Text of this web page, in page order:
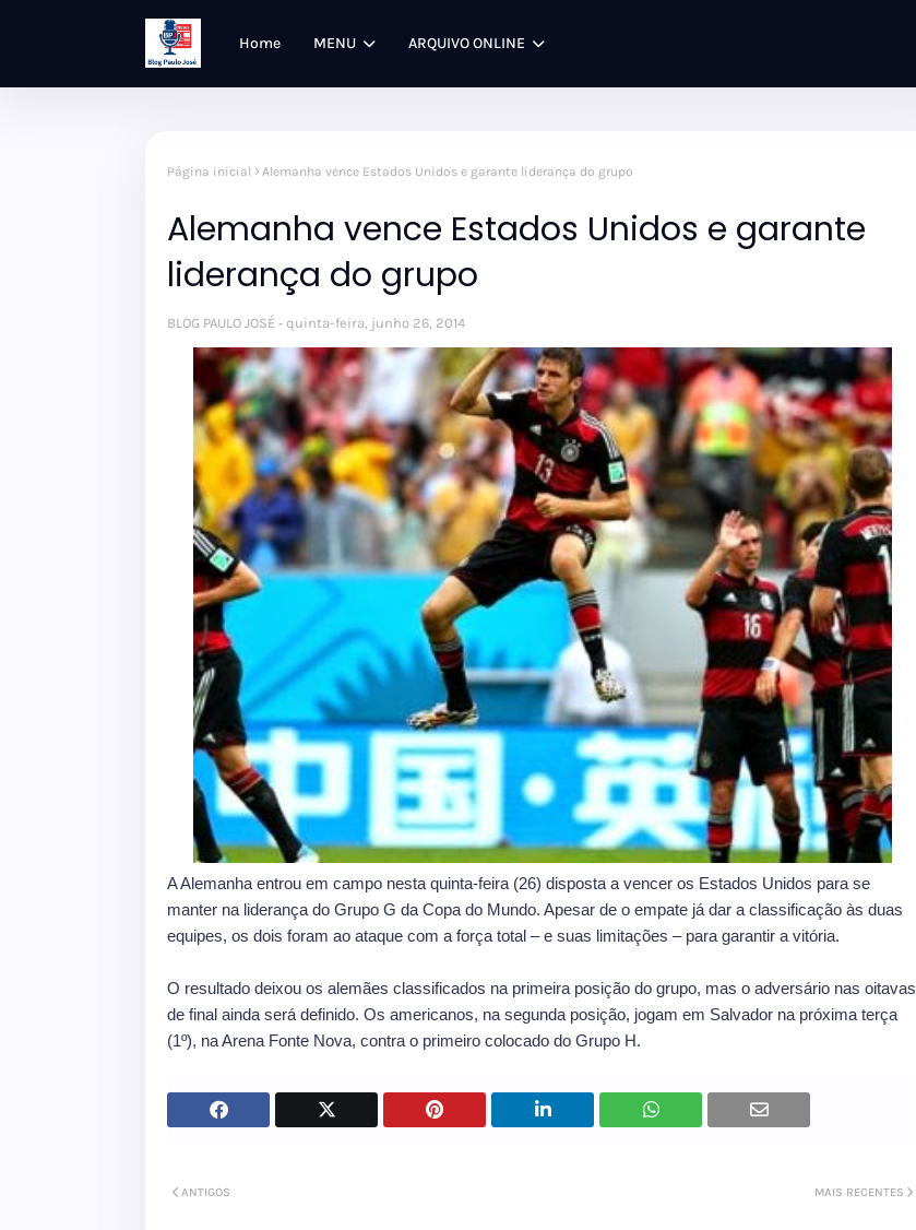
Home MENU ARQUIVO ONLINE
Página inicial Alemanha vence Estados Unidos e garante liderança do grupo
Alemanha vence Estados Unidos e garante
liderança do grupo
BLOG PAULO JOSÉ quinta-feira, junho 26, 2014
A Alemanha entrou em campo nesta quinta-feira (26) disposta a vencer os Estados Unidos para se
manter na liderança do Grupo G da Copa do Mundo. Apesar de o empate já dar a classificação às duas
equipes, os dois foram ao ataque com a força total – e suas limitações – para garantir a vitória.
O resultado deixou os alemães classificados na primeira posição do grupo, mas o adversário nas oitavas
de final ainda será definido. Os americanos, na segunda posição, jogam em Salvador na próxima terça
(1º), na Arena Fonte Nova, contra o primeiro colocado do Grupo H.
MAIS RECENTES
ANTIGOS